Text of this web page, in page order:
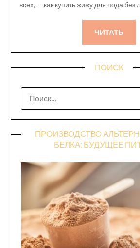
всех, — как купить жижу для пода без
ЧИТАТЬ
ПОИСК
ПРОИЗВОДСТВО
БЕЛКА: БУДУЩЕЕ